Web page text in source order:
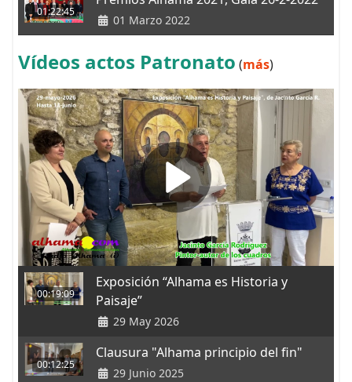
01:22:45
01 Marzo 2022
Vídeos actos Patronato (más)
00:19:09
Exposición “Alhama es Historia y
Paisaje”
29 May 2026
00:12:25
Clausura "Alhama principio del fin"
29 Junio 2025